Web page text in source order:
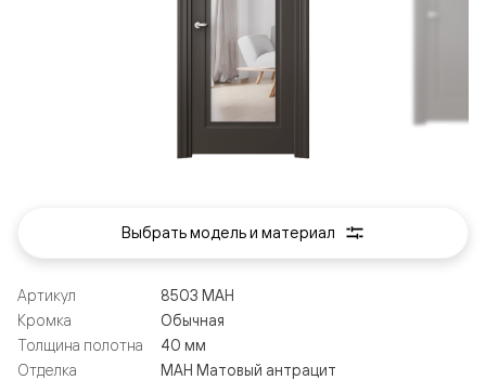
Артикул
8503 МАН
Кромка
Обычная
Толщина полотна
40 мм
Отделка
МАН Матовый антрацит
Выбрать модель и материал